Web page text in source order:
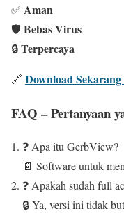
✅ Aman
🛡️ Bebas Virus
🔒Terpercaya
🔗 Download
FAQ – Pertanyaan
❓ Apa itu GerbView?
📄 Software untuk
❓ Apakah sudah full
🔒 Ya, versi ini tidak